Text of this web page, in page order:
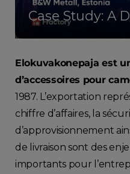
Elokuvakonepaja est
d’accessoires pour
1987. L’exportation
chiffre d’affaires, la
d’approvisionnement
de livraison sont des
importants pour